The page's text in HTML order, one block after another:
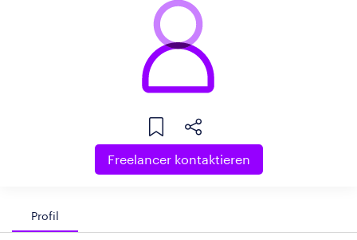
Freelancer kontaktieren
Profil